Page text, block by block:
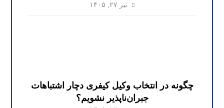
تیر ۲۷, ۱۴۰۵
چگونه در انتخاب وکیل کیفری دچار اشتباهات
جبران‌ناپذیر نشویم؟